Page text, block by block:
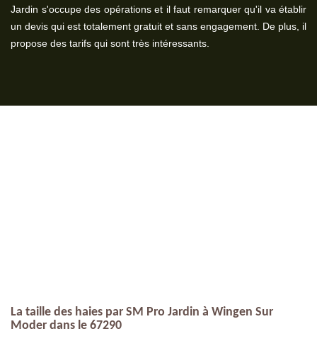
Jardin s'occupe des opérations et il faut remarquer qu'il va établir
un devis qui est totalement gratuit et sans engagement. De plus, il
propose des tarifs qui sont très intéressants.
La taille des haies par SM Pro Jardin à Wingen Sur
Moder dans le 67290